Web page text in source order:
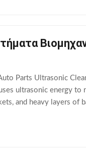
Parts Ultrasonic
ultrasonic energy to
and heavy layers of